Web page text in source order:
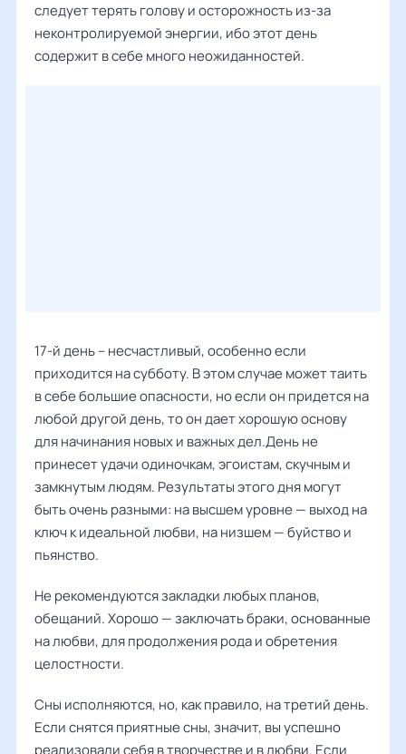
следует терять голову и осторожность из-за
неконтролируемой энергии, ибо этот день
содержит в себе много неожиданностей.
17-й день – несчастливый, особенно если
приходится на субботу. В этом случае может таить
в себе большие опасности, но если он придется на
любой другой день, то он дает хорошую основу
для начинания новых и важных дел.День не
принесет удачи одиночкам, эгоистам, скучным и
замкнутым людям. Результаты этого дня могут
быть очень разными: на высшем уровне — выход на
ключ к идеальной любви, на низшем — буйство и
пьянство.
Не рекомендуются закладки любых планов,
обещаний. Хорошо — заключать браки, основанные
на любви, для продолжения рода и обретения
целостности.
Сны исполняются, но, как правило, на третий день.
Если снятся приятные сны, значит, вы успешно
реализовали себя в творчестве и в любви. Если